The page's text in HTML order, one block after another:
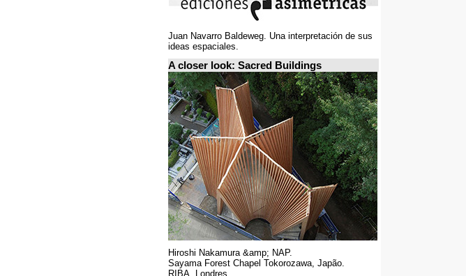
Juan Navarro Baldeweg. Una interpretación de sus
ideas espaciales.
A closer look: Sacred Buildings
Hiroshi Nakamura &amp; NAP.
Sayama Forest Chapel Tokorozawa, Japão.
RIBA, Londres.